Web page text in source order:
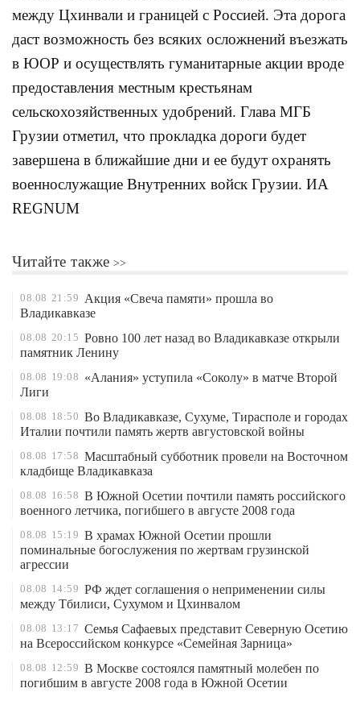
между Цхинвали и границей с Россией. Эта дорога
даст возможность без всяких осложнений въезжать
в ЮОР и осуществлять гуманитарные акции вроде
предоставления местным крестьянам
сельскохозяйственных удобрений. Глава МГБ
Грузии отметил, что прокладка дороги будет
завершена в ближайшие дни и ее будут охранять
военнослужащие Внутренних войск Грузии. ИА
REGNUM
Читайте также
08.08 21:59 Акция «Свеча памяти» прошла во
Владикавказе
08.08 20:15 Ровно 100 лет назад во Владикавказе открыли
памятник Ленину
08.08 19:08 «Алания» уступила «Соколу» в матче Второй
Лиги
08.08 18:50 Во Владикавказе, Сухуме, Тирасполе и городах
Италии почтили память жертв августовской войны
08.08 17:58 Масштабный субботник провели на Восточном
кладбище Владикавказа
08.08 16:58 В Южной Осетии почтили память российского
военного летчика, погибшего в августе 2008 года
08.08 15:19 В храмах Южной Осетии прошли
поминальные богослужения по жертвам грузинской
агрессии
08.08 14:59 РФ ждет соглашения о неприменении силы
между Тбилиси, Сухумом и Цхинвалом
08.08 13:17 Семья Сафаевых представит Северную Осетию
на Всероссийском конкурсе «Семейная Зарница»
08.08 12:59 В Москве состоялся памятный молебен по
погибшим в августе 2008 года в Южной Осетии